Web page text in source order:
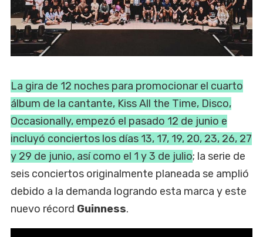
La gira de 12 noches para promocionar el cuarto
álbum de la cantante, Kiss All the Time, Disco,
Occasionally, empezó el pasado 12 de junio e
incluyó conciertos los días 13, 17, 19, 20, 23, 26, 27
y 29 de junio, así como el 1 y 3 de julio; la serie de
seis conciertos originalmente planeada se amplió
debido a la demanda logrando esta marca y este
nuevo récord Guinness.